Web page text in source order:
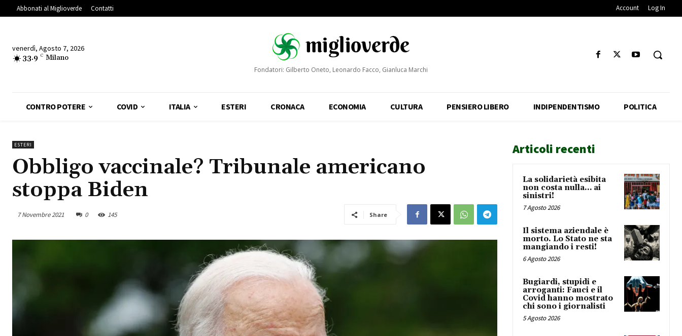
Abbonati al Miglioverde Contatti Account Log In
venerdì, Agosto 7, 2026
33.9 C Milano
Fondatori: Gilberto Oneto, Leonardo Facco, Gianluca Marchi
CONTRO POTERE COVID ITALIA ESTERI CRONACA ECONOMIA CULTURA PENSIERO LIBERO INDIPENDENTISMO POLITICA
ESTERI
Obbligo vaccinale? Tribunale americano
stoppa Biden
7 Novembre 2021 0 145 Share
Articoli recenti
La solidarietà esibita
non costa nulla… ai
sinistri!
7 Agosto 2026
Il sistema aziendale è
morto. Lo Stato ne sta
mangiando i resti!
6 Agosto 2026
Bugiardi, stupidi e
arroganti: Fauci e il
Covid hanno mostrato
chi sono i giornalisti
5 Agosto 2026